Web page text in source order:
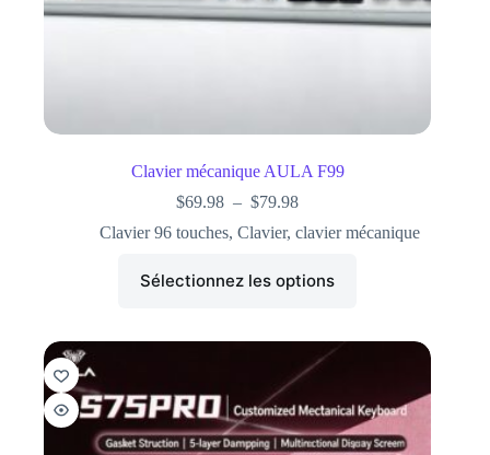
Clavier mécanique AULA F99
$69.98 – $79.98
Clavier 96 touches, Clavier, clavier mécanique
Sélectionnez les options